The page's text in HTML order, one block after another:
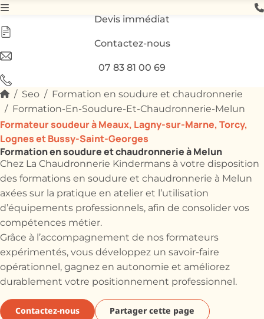
Devis immédiat
Contactez-nous
07 83 81 00 69
Seo
Formation en soudure et chaudronnerie
Formation-En-Soudure-Et-Chaudronnerie-Melun
Formation en soudure et chaudronnerie à Melun
Formateur soudeur à Meaux, Lagny-sur-Marne, Torcy,
Lognes et Bussy-Saint-Georges
Chez La Chaudronnerie Kindermans à votre disposition
des formations en soudure et chaudronnerie à Melun
axées sur la pratique en atelier et l’utilisation
d’équipements professionnels, afin de consolider vos
compétences métier.
Grâce à l’accompagnement de nos formateurs
expérimentés, vous développez un savoir-faire
opérationnel, gagnez en autonomie et améliorez
durablement votre positionnement professionnel.
Contactez-nous Partager cette page